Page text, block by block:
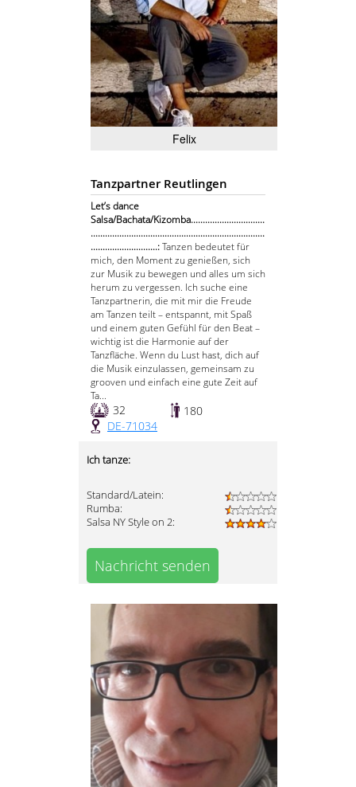
Felix
Tanzpartner Reutlingen
Let’s dance
Salsa/Bachata/Kizomba...............................
.........................................................................
............................:Tanzen bedeutet für
mich, den Moment zu genießen, sich
zur Musik zu bewegen und alles um sich
herum zu vergessen. Ich suche eine
Tanzpartnerin, die mit mir die Freude
am Tanzen teilt – entspannt, mit Spaß
und einem guten Gefühl für den Beat –
wichtig ist die Harmonie auf der
Tanzfläche. Wenn du Lust hast, dich auf
die Musik einzulassen, gemeinsam zu
grooven und einfach eine gute Zeit auf
Ta...
32
180
DE-71034
Ich tanze:
Standard/Latein:
Rumba:
Salsa NY Style on 2:
Nachricht senden